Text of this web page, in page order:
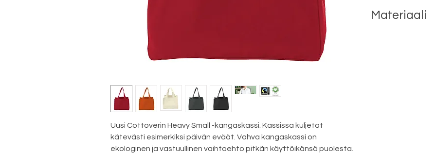
Uusi Cottoverin Heavy Small -kangaskassi. Kassissa kuljetat
kätevästi esimerkiksi päivän eväät. Vahva kangaskassi on
ekologinen ja vastuullinen vaihtoehto pitkän käyttöikänsä puolesta.
Materiaali